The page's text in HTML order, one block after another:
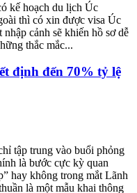
kế hoạch du lịch Úc
thì có xin được visa Úc
cảnh sẽ khiến hồ sơ dễ
thắc mắc...
định đến 70% tỷ lệ
tập trung vào buổi phỏng
là bước cực kỳ quan
hay không trong mắt Lãnh
là một mẫu khai thông